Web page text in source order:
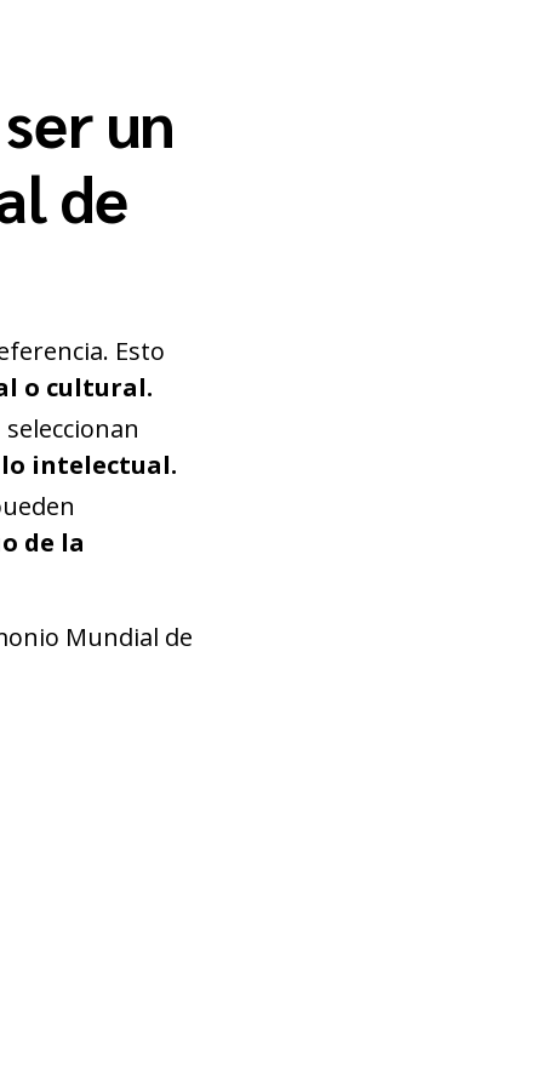
un
de
Esto
o cultural.
intelectual.
de la
Mundial de